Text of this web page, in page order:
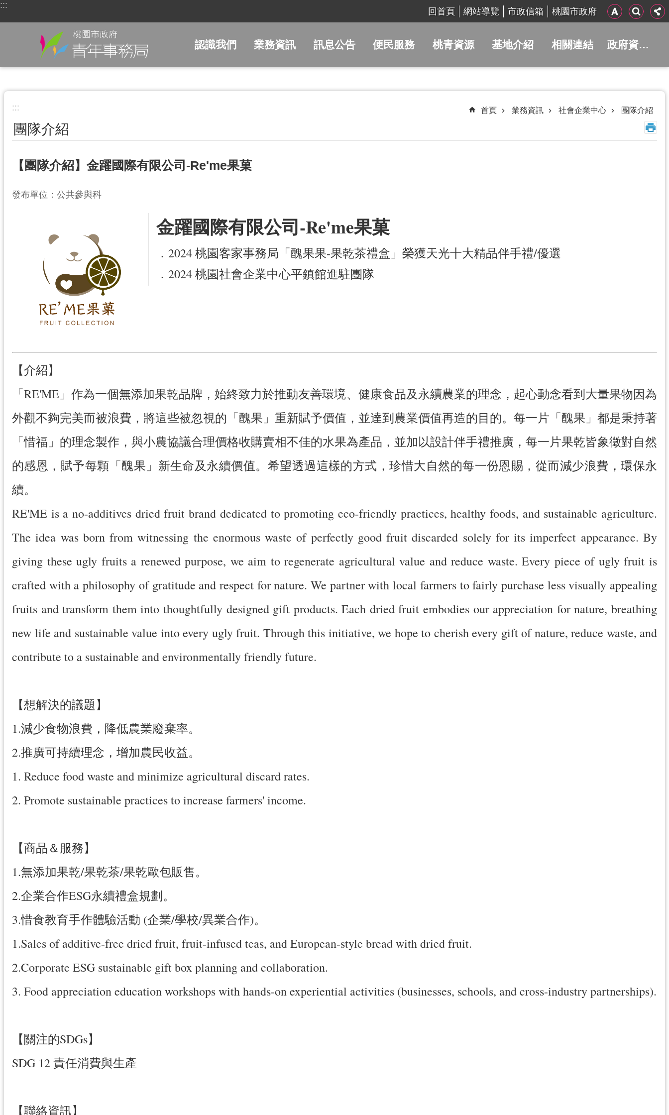
跳到主要內容區塊
:::
回首頁 網站導覽 市政信箱 桃園市政府
認識我們 業務資訊 訊息公告 便民服務 桃青資源 基地介紹 相關連結 政府資訊公開
::: 首頁 業務資訊 社會企業中心 團隊介紹
團隊介紹
【團隊介紹】金躍國際有限公司-Re'me果菓
發布單位：公共參與科
金躍國際有限公司-Re'me果菓
．2024 桃園客家事務局「醜果果-果乾茶禮盒」榮獲天光十大精品伴手禮/優選
．2024 桃園社會企業中心平鎮館進駐團隊
【介紹】
「RE'ME」作為一個無添加果乾品牌，始終致力於推動友善環境、健康食品及永續農業的理念，起心動念看到大量果物因為
外觀不夠完美而被浪費，將這些被忽視的「醜果」重新賦予價值，並達到農業價值再造的目的。每一片「醜果」都是秉持著
「惜福」的理念製作，與小農協議合理價格收購賣相不佳的水果為產品，並加以設計伴手禮推廣，每一片果乾皆象徵對自然
的感恩，賦予每顆「醜果」新生命及永續價值。希望透過這樣的方式，珍惜大自然的每一份恩賜，從而減少浪費，環保永
續。
RE'ME is a no-additives dried fruit brand dedicated to promoting eco-friendly practices, healthy foods, and sustainable agriculture.
The idea was born from witnessing the enormous waste of perfectly good fruit discarded solely for its imperfect appearance. By
giving these ugly fruits a renewed purpose, we aim to regenerate agricultural value and reduce waste. Every piece of ugly fruit is
crafted with a philosophy of gratitude and respect for nature. We partner with local farmers to fairly purchase less visually appealing
fruits and transform them into thoughtfully designed gift products. Each dried fruit embodies our appreciation for nature, breathing
new life and sustainable value into every ugly fruit. Through this initiative, we hope to cherish every gift of nature, reduce waste, and
contribute to a sustainable and environmentally friendly future.
【想解決的議題】
1.減少食物浪費，降低農業廢棄率。
2.推廣可持續理念，增加農民收益。
1. Reduce food waste and minimize agricultural discard rates.
2. Promote sustainable practices to increase farmers' income.
【商品＆服務】
1.無添加果乾/果乾茶/果乾歐包販售。
2.企業合作ESG永續禮盒規劃。
3.惜食教育手作體驗活動 (企業/學校/異業合作)。
1.Sales of additive-free dried fruit, fruit-infused teas, and European-style bread with dried fruit.
2.Corporate ESG sustainable gift box planning and collaboration.
3. Food appreciation education workshops with hands-on experiential activities (businesses, schools, and cross-industry partnerships).
【關注的SDGs】
SDG 12 責任消費與生產
【聯絡資訊】